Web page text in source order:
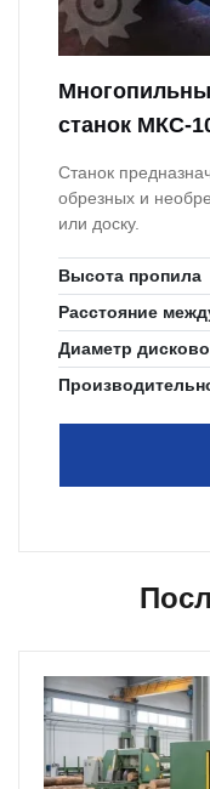
станок МКС-
Станок
обрезных и
или доску.
Высота пропила
Расстояние
Диаметр